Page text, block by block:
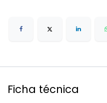
Ficha técnica